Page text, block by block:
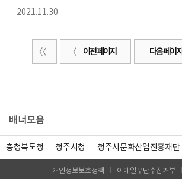
2021.11.30
이전 페이지 다음 페이지
배너모음
충청북도청 청주시청 청주시문화산업진흥재단
개인정보보호정책 이메일무단수집거부